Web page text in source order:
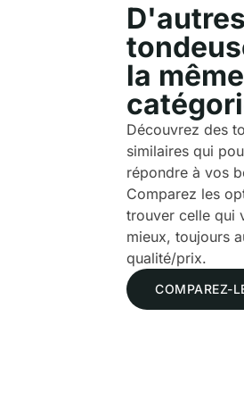
D'autres
la même
Découvrez des
similaires qui
répondre à vos
Comparez les
trouver celle qui
mieux, toujours
qualité/prix.
COMPAREZ-